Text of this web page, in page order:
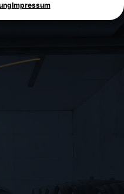
Impressum